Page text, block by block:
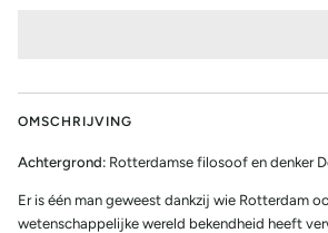
OMSCHRIJVING
Achtergrond: Rotterdamse filosoof en denker
Er is één man geweest dankzij wie Rotterdam
wetenschappelijke wereld bekendheid heeft